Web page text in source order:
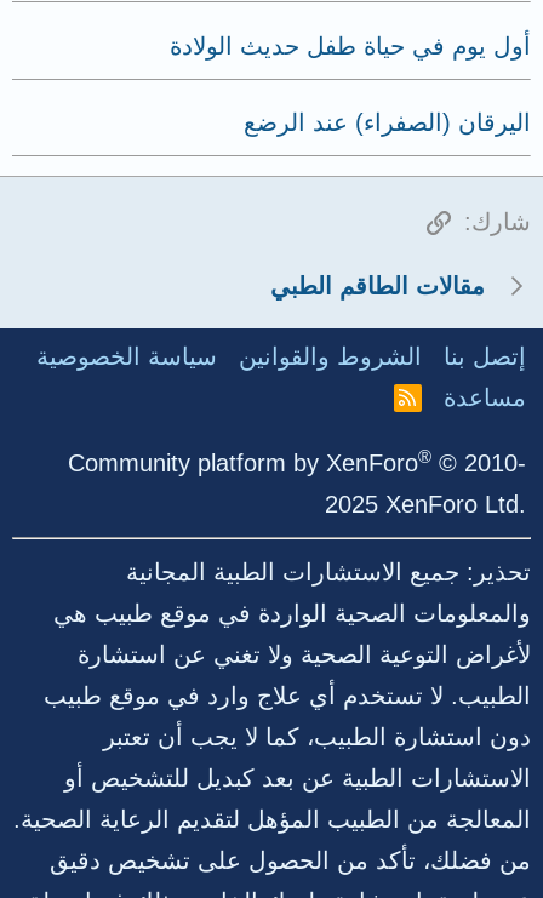
أول يوم في حياة طفل حديث الولادة
اليرقان (الصفراء) عند الرضع
شارك: الرابط
مقالات الطاقم الطبي
إتصل بنا الشروط والقوانين
سياسة الخصوصية
مساعدة
R
Community platform by XenForo® © 2010-
2025 XenForo Ltd.
تحذير: جميع الاستشارات الطبية المجانية
والمعلومات الصحية الواردة في موقع طبيب هي
لأغراض التوعية الصحية ولا تغني عن استشارة
الطبيب. لا تستخدم أي علاج وارد في موقع طبيب
دون استشارة الطبيب، كما لا يجب أن تعتبر
الاستشارات الطبية عن بعد كبديل للتشخيص أو
المعالجة من الطبيب المؤهل لتقديم الرعاية الصحية.
من فضلك، تأكد من الحصول على تشخيص دقيق